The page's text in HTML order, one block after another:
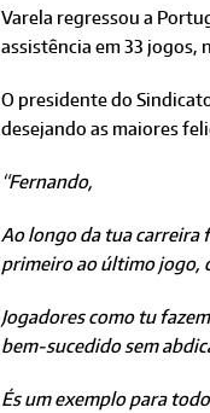
Varela regressou a
assistência em 33 jogos,
O presidente do
desejando as maiores
“Fernando,
Ao longo da tua carreira
primeiro ao último jogo,
Jogadores como tu
bem-sucedido sem
És um exemplo para